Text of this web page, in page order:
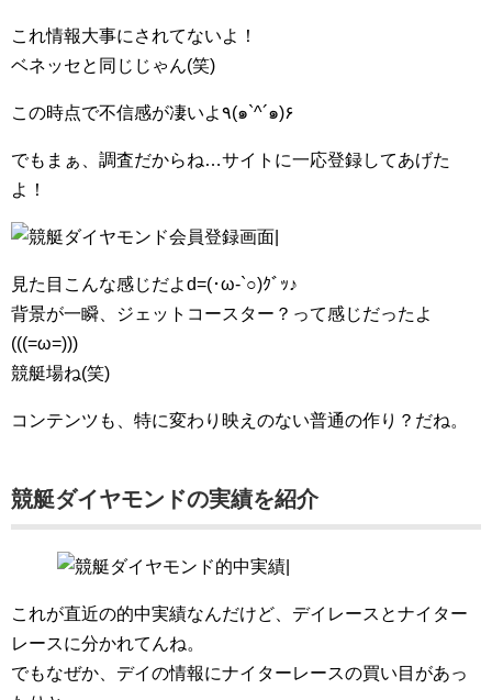
これ情報大事にされてないよ！
ベネッセと同じじゃん(笑)
この時点で不信感が凄いよ٩(๑`^´๑)۶
でもまぁ、調査だからね…サイトに一応登録してあげた
よ！
見た目こんな感じだよd=(･ω-`○)ｸﾞｯ♪
背景が一瞬、ジェットコースター？って感じだったよ
(((=ω=)))
競艇場ね(笑)
コンテンツも、特に変わり映えのない普通の作り？だね。
競艇ダイヤモンドの実績を紹介
これが直近の的中実績なんだけど、デイレースとナイター
レースに分かれてんね。
でもなぜか、デイの情報にナイターレースの買い目があっ